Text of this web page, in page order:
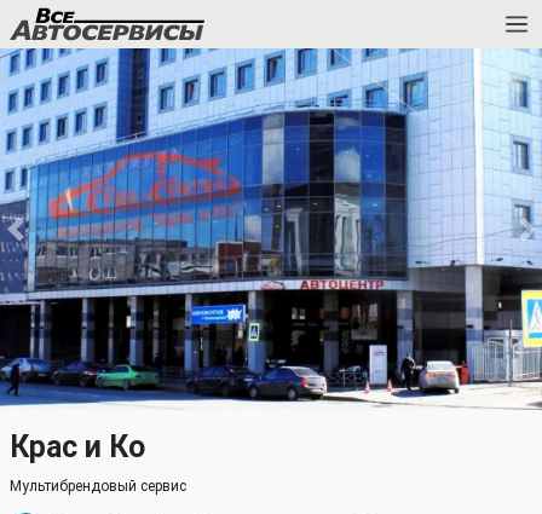
Крас и Ко
Мультибрендовый сервис